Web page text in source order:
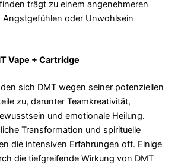
trägt zu einem angenehmeren
Angstgefühlen oder Unwohlsein
Vape + Cartridge
sich DMT wegen seiner potenziellen
zu, darunter Teamkreativität,
und emotionale Heilung.
Transformation und spirituelle
die intensiven Erfahrungen oft. Einige
die tiefgreifende Wirkung von DMT